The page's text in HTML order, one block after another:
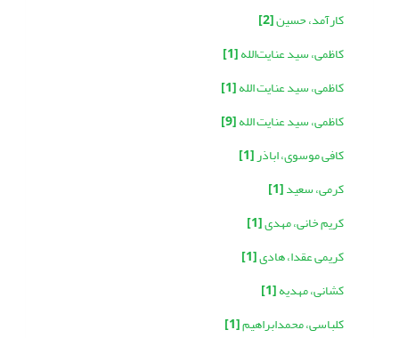
کارآمد، حسین[2]
کاظمی، سید عنایت‌الله[1]
کاظمی، سید عنایت الله[1]
کاظمی، سید عنایت الله[9]
کافی موسوی، اباذر[1]
کرمی، سعید[1]
کریم خانی، مهدی[1]
کریمی عقدا، هادی[1]
کشانی، مهدیه[1]
کلباسی، محمدابراهیم[1]